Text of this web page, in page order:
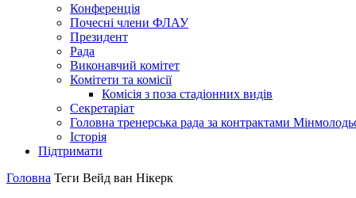
Конференція
Почесні члени ФЛАУ
Президент
Рада
Виконавчий комітет
Комітети та комісії
Комісія з поза стадіонних видів
Секретаріат
Головна тренерська рада за контрактами
Історія
Підтримати
Головна Теги Вейд ван Нікерк